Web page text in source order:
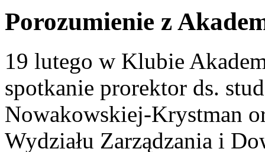
Porozumienie z
19 lutego w Klubie
spotkanie prorektor ds.
Nowakowskiej-Krystman
Wydziału Zarządzania i